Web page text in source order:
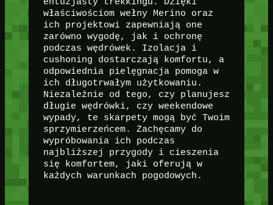
właściwościom wełny Merino oraz
ich projektowi zapewniają one
zarówno wygodę, jak i ochronę
podczas wędrówek. Izolacja i
cushoning dostarczają komfortu, a
odpowiednia pielęgnacja pomoga w
ich długotrwałym użytkowaniu.
Niezależnie od tego, czy planujesz
długie wędrówki, czy weekendowe
wypady, te skarpety mogą być Twoim
sprzymierzeńcem. Zachęcamy do
wypróbowania ich podczas
najbliższej przygody i cieszenia
się komfortem, jaki oferują w
każdych warunkach pogodowych.